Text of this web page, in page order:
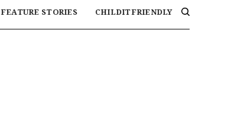
FEATURE STORIES CHILDITFRIENDLY